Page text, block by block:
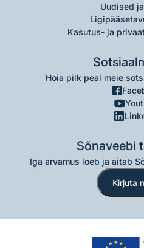
Uudised
Kasutus- ja
Hoia pilk peal meie
Sõnaveebi
Iga arvamus loeb ja aitab
Kirjuta